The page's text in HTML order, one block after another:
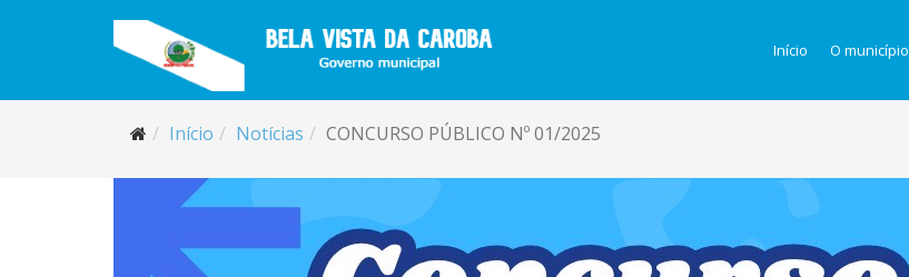
Início O município
Início Notícias CONCURSO PÚBLICO Nº 01/2025